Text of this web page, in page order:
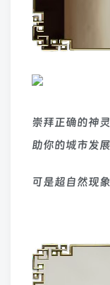
崇拜正确的神
助你的城市发展
可是超自然现